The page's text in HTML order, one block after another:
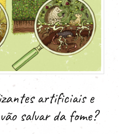
artificiais e
salvar da fome?